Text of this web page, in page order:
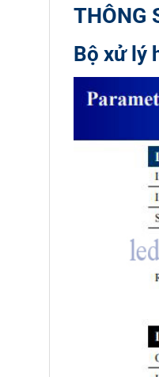
THÔNG
Bộ xử lý